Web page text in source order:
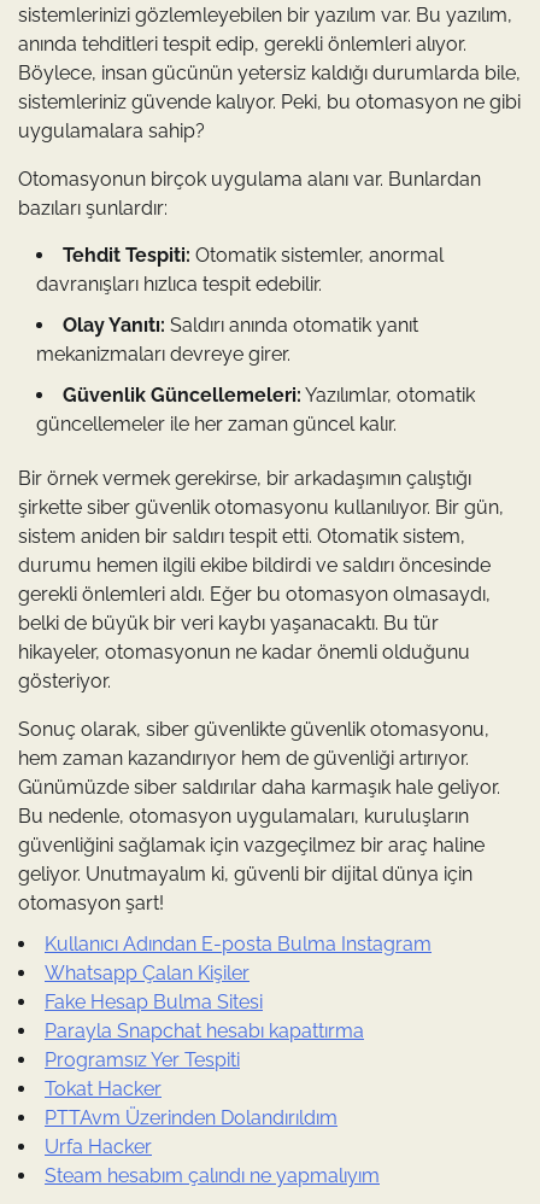
sistemlerinizi gözlemleyebilen bir yazılım var. Bu yazılım,
anında tehditleri tespit edip, gerekli önlemleri alıyor.
Böylece, insan gücünün yetersiz kaldığı durumlarda bile,
sistemleriniz güvende kalıyor. Peki, bu otomasyon ne gibi
uygulamalara sahip?
Otomasyonun birçok uygulama alanı var. Bunlardan
bazıları şunlardır:
Tehdit Tespiti: Otomatik sistemler, anormal
davranışları hızlıca tespit edebilir.
Olay Yanıtı: Saldırı anında otomatik yanıt
mekanizmaları devreye girer.
Güvenlik Güncellemeleri: Yazılımlar, otomatik
güncellemeler ile her zaman güncel kalır.
Bir örnek vermek gerekirse, bir arkadaşımın çalıştığı
şirkette siber güvenlik otomasyonu kullanılıyor. Bir gün,
sistem aniden bir saldırı tespit etti. Otomatik sistem,
durumu hemen ilgili ekibe bildirdi ve saldırı öncesinde
gerekli önlemleri aldı. Eğer bu otomasyon olmasaydı,
belki de büyük bir veri kaybı yaşanacaktı. Bu tür
hikayeler, otomasyonun ne kadar önemli olduğunu
gösteriyor.
Sonuç olarak, siber güvenlikte güvenlik otomasyonu,
hem zaman kazandırıyor hem de güvenliği artırıyor.
Günümüzde siber saldırılar daha karmaşık hale geliyor.
Bu nedenle, otomasyon uygulamaları, kuruluşların
güvenliğini sağlamak için vazgeçilmez bir araç haline
geliyor. Unutmayalım ki, güvenli bir dijital dünya için
otomasyon şart!
Kullanıcı Adından E-posta Bulma Instagram
Whatsapp Çalan Kişiler
Fake Hesap Bulma Sitesi
Parayla Snapchat hesabı kapattırma
Programsız Yer Tespiti
Tokat Hacker
PTTAvm Üzerinden Dolandırıldım
Urfa Hacker
Steam hesabım çalındı ne yapmalıyım